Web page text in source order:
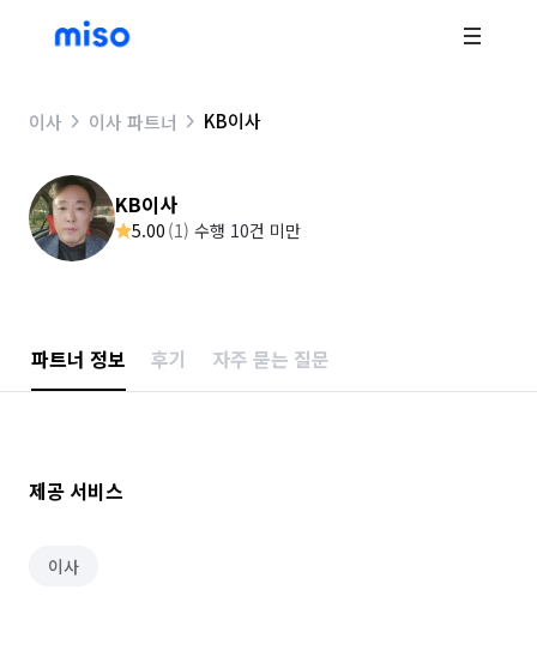
이사 이사 파트너 KB이사
KB이사
5.00 (1) 수행 10건 미만
파트너 정보 후기 자주 묻는 질문
제공 서비스
이사